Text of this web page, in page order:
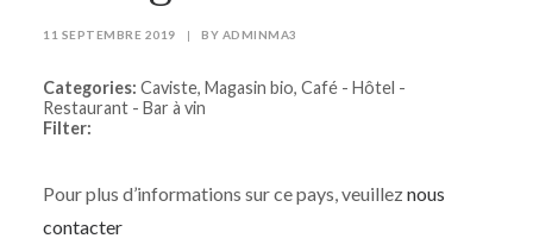
11 SEPTEMBRE 2019 | BY ADMINMA3
Categories: Caviste, Magasin bio, Café - Hôtel -
Restaurant - Bar à vin
Filter:
Pour plus d’informations sur ce pays, veuilleznous
contacter